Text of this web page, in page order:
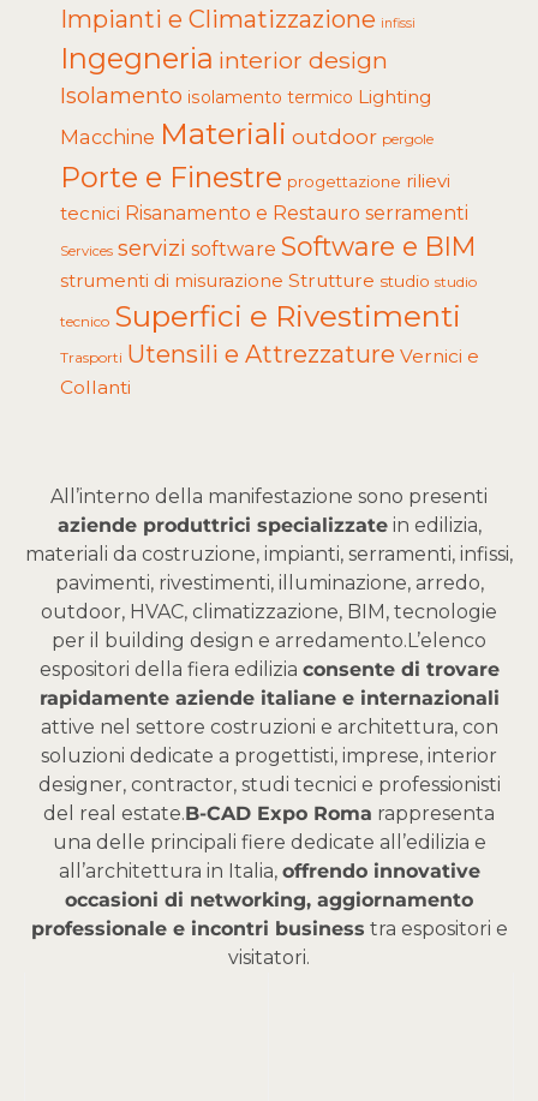
Impianti e Climatizzazione infissi
Ingegneria interior design
Isolamento isolamento termico Lighting
Macchine Materiali outdoor pergole
Porte e Finestre progettazione rilievi
tecnici Risanamento e Restauro serramenti
Services servizi software Software e BIM
strumenti di misurazione Strutture studio studio
tecnico Superfici e Rivestimenti
Trasporti Utensili e Attrezzature Vernici e
Collanti
All’interno della manifestazione sono presenti
aziende produttrici specializzatein edilizia,
materiali da costruzione, impianti, serramenti, infissi,
pavimenti, rivestimenti, illuminazione, arredo,
outdoor, HVAC, climatizzazione, BIM, tecnologie
per il building design e arredamento. L’elenco
espositori della fiera edilizia consente di trovare
rapidamente aziende italiane e internazionali
attive nel settore costruzioni e architettura, con
soluzioni dedicate a progettisti, imprese, interior
designer, contractor, studi tecnici e professionisti
del real estate.B-CAD Expo Roma rappresenta
una delle principali fiere dedicate all’edilizia e
all’architettura in Italia, offrendo innovative
occasioni di networking, aggiornamento
professionale e incontri business tra espositori e
visitatori.